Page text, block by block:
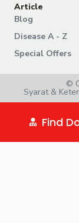
Article
Blog
Disease A - Z
Special Offers
©
Syarat &
Find